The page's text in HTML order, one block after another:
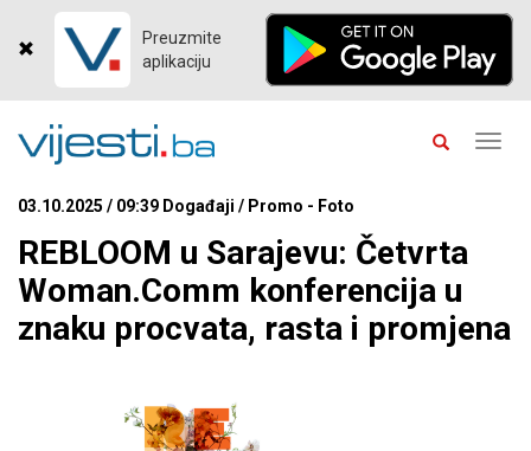
Preuzmite
aplikaciju
03.10.2025 / 09:39 Događaji / Promo - Foto
REBLOOM u Sarajevu: Četvrta
Woman.Comm konferencija u
znaku procvata, rasta i promjena